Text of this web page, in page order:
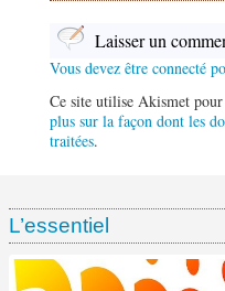
Laisser un
Vous devez être connecté
Ce site utilise Akismet
plus sur la façon dont les
traitées.
L’essentiel